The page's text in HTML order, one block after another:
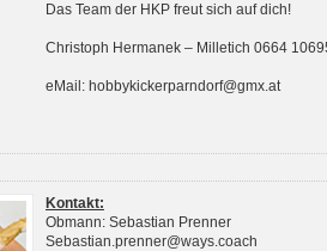
Das Team der HKP freut sich auf dich!
Christoph Hermanek – Milletich 0664
eMail: hobbykickerparndorf@gmx.at
Kontakt:
Obmann: Sebastian Prenner
Sebastian.prenner@ways.coach